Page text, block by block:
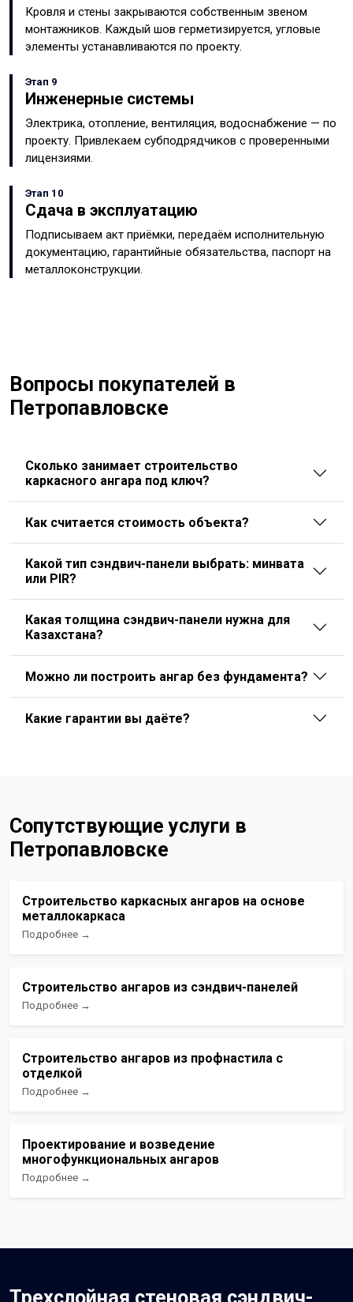
Кровля и стены закрываются собственным звеном
монтажников. Каждый шов герметизируется, угловые
элементы устанавливаются по проекту.
Этап 9
Инженерные системы
Электрика, отопление, вентиляция, водоснабжение — по
проекту. Привлекаем субподрядчиков с проверенными
лицензиями.
Этап 10
Сдача в эксплуатацию
Подписываем акт приёмки, передаём исполнительную
документацию, гарантийные обязательства, паспорт на
металлоконструкции.
Вопросы покупателей в
Петропавловске
Сколько занимает строительство
каркасного ангара под ключ?
Как считается стоимость объекта?
Какой тип сэндвич-панели выбрать: минвата
или PIR?
Какая толщина сэндвич-панели нужна для
Казахстана?
Можно ли построить ангар без фундамента?
Какие гарантии вы даёте?
Сопутствующие услуги в
Петропавловске
Строительство каркасных ангаров на основе
металлокаркаса
Подробнее →
Строительство ангаров из сэндвич-панелей
Подробнее →
Строительство ангаров из профнастила с
отделкой
Подробнее →
Проектирование и возведение
многофункциональных ангаров
Подробнее →